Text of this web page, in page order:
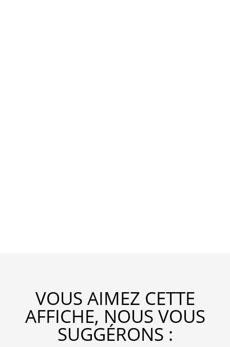
VOUS AIMEZ CETTE
AFFICHE, NOUS VOUS
SUGGÉRONS :